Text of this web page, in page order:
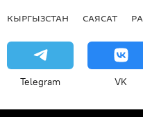
КЫРГЫЗСТАН САЯСАТ
Telegram VK